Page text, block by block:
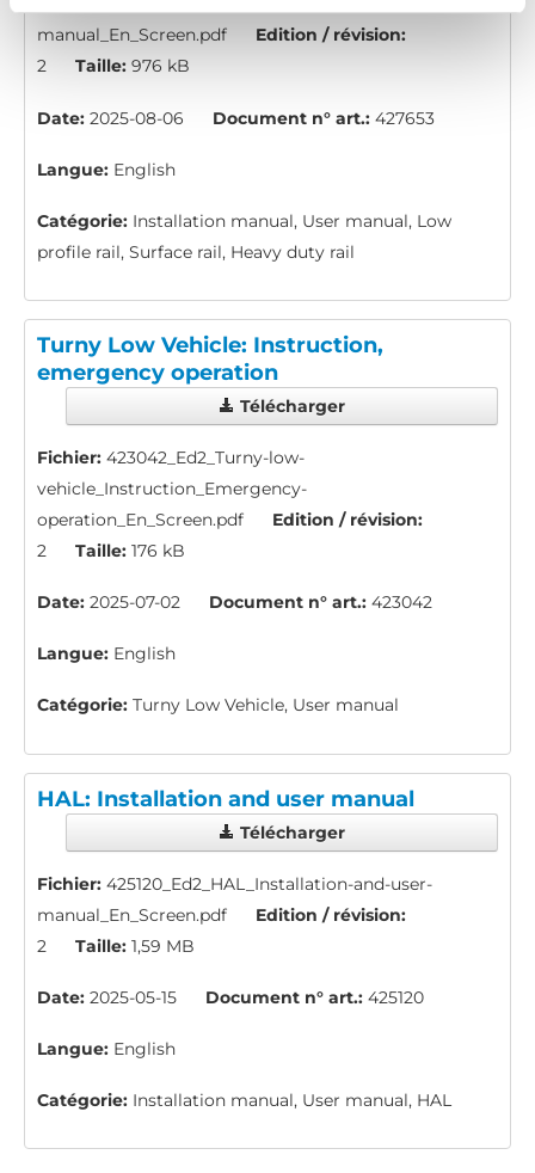
manual_En_Screen.pdf
Edition / révision:
2
Taille: 976 kB
Date: 2025-08-06 Document n° art.: 427653
Langue: English
Catégorie: Installation manual, User manual, Low
profile rail, Surface rail, Heavy duty rail
Turny Low Vehicle: Instruction,
emergency operation
Télécharger
Fichier: 423042_Ed2_Turny-low-
vehicle_Instruction_Emergency-
operation_En_Screen.pdf
Edition / révision:
2
Taille: 176 kB
Date: 2025-07-02 Document n° art.: 423042
Langue: English
Catégorie: Turny Low Vehicle, User manual
HAL: Installation and user manual
Télécharger
Fichier: 425120_Ed2_HAL_Installation-and-user-
manual_En_Screen.pdf
Edition / révision:
2
Taille: 1,59 MB
Date: 2025-05-15 Document n° art.: 425120
Langue: English
Catégorie: Installation manual, User manual, HAL